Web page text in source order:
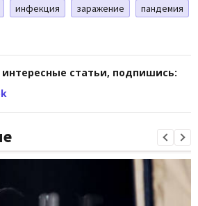
инфекция заражение
пандемия
интересные статьи, подпишись: